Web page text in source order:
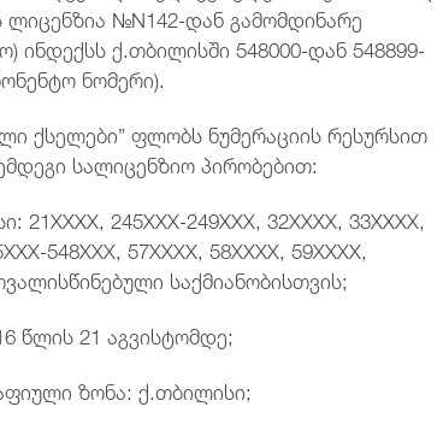
ლიცენზია №N142-დან გამომდინარე
ინდექსს ქ.თბილისში 548000-დან 548899-
ნომერი).
ქსელები” ფლობს ნუმერაციის რესურსით
სალიცენზიო პირობებით:
245XXX-249XXX, 32XXXX, 33XXXX,
548XXX, 57XXXX, 58XXXX, 59XXXX,
საქმიანობისთვის;
წლის 21 აგვისტომდე;
ზონა: ქ.თბილისი;